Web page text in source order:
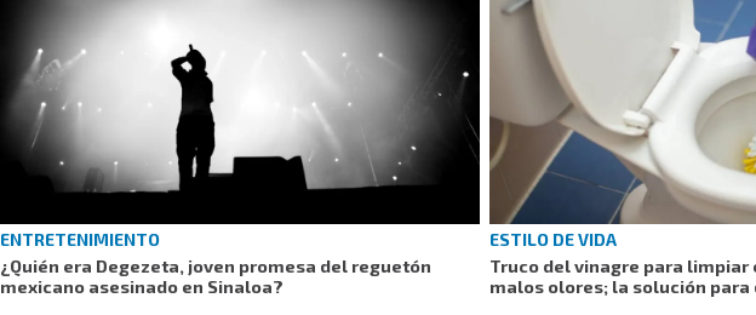
ENTRETENIMIENTO
¿Quién era Degezeta, joven promesa del reguetón
mexicano asesinado en Sinaloa?
ESTILO DE VIDA
Truco del vinagre para
malos olores; la solución